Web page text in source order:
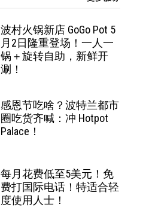
波村火锅新店 GoGo Pot 5
月2日隆重登场！一人一
锅＋旋转自助，新鲜开
涮！
感恩节吃啥？波特兰都市
圈吃货齐喊：冲 Hotpot
Palace！
每月花费低至5美元！免
费打国际电话！特适合轻
度使用人士！